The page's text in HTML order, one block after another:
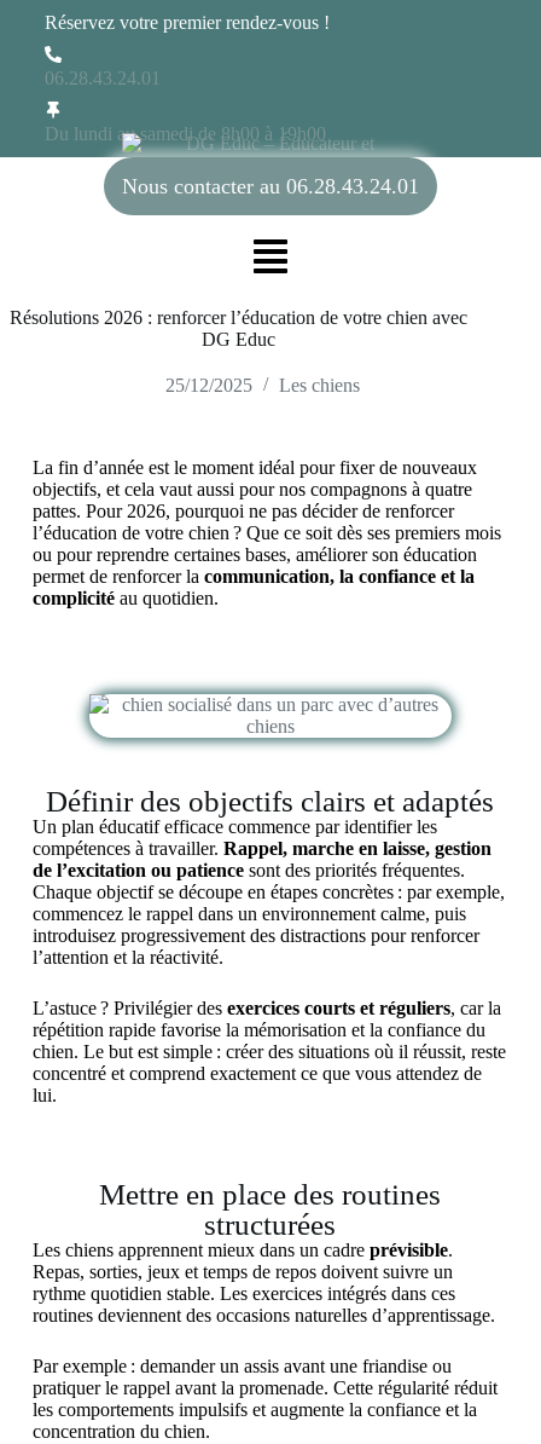
Réservez votre premier rendez-vous !
06.28.43.24.01
Du lundi au samedi de 8h00 à 19h00
Nous contacter au 06.28.43.24.01
Résolutions 2026 : renforcer l’éducation de votre chien avec
DG Educ
25/12/2025 Les chiens
La fin d’année est le moment idéal pour fixer de nouveaux
objectifs, et cela vaut aussi pour nos compagnons à quatre
pattes. Pour 2026, pourquoi ne pas décider de renforcer
l’éducation de votre chien ? Que ce soit dès ses premiers mois
ou pour reprendre certaines bases, améliorer son éducation
permet de renforcer la communication, la confiance et la
complicitéau quotidien.
Définir des objectifs clairs et adaptés
Un plan éducatif efficace commence par identifier les
compétences à travailler. Rappel, marche en laisse, gestion
de l’excitation ou patiencesont des priorités fréquentes.
Chaque objectif se découpe en étapes concrètes : par exemple,
commencez le rappel dans un environnement calme, puis
introduisez progressivement des distractions pour renforcer
l’attention et la réactivité.
L’astuce ? Privilégier des exercices courts et réguliers, car la
répétition rapide favorise la mémorisation et la confiance du
chien. Le but est simple : créer des situations où il réussit, reste
concentré et comprend exactement ce que vous attendez de
lui.
Mettre en place des routines
structurées
Les chiens apprennent mieux dans un cadre prévisible.
Repas, sorties, jeux et temps de repos doivent suivre un
rythme quotidien stable. Les exercices intégrés dans ces
routines deviennent des occasions naturelles d’apprentissage.
Par exemple : demander un assis avant une friandise ou
pratiquer le rappel avant la promenade. Cette régularité réduit
les comportements impulsifs et augmente la confiance et la
concentration du chien.